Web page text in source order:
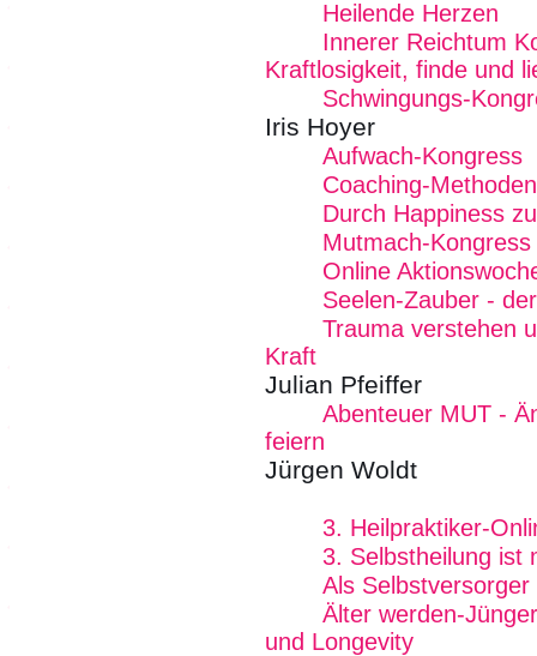
Heilende Herzen
Innerer Reichtum
Kraftlosigkeit, finde und
Schwingungs-
Iris Hoyer
Aufwach-Kongress
Coaching-
Durch Happiness
Mutmach-Kongress
Online
Seelen-Zauber -
Trauma verstehen
Kraft
Julian Pfeiffer
Abenteuer MUT -
feiern
Jürgen Woldt
3. Heilpraktiker-
3. Selbstheilung ist
Als
Älter werden-
und Longevity